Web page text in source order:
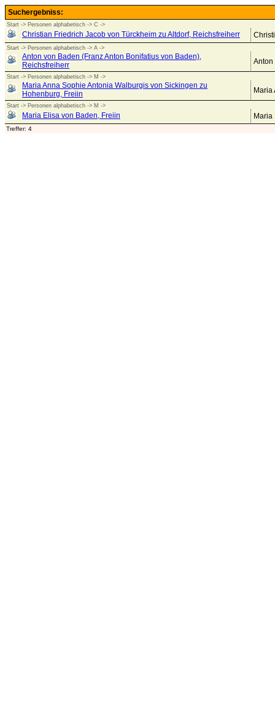
Suchergebniss:
Start -> Personen alphabetisch -> C ->
Christian Friedrich Jacob von Türckheim zu Altdorf, Reichsfreiherr
Start -> Personen alphabetisch -> A ->
Anton von Baden (Franz Anton Bonifatius von Baden),
Reichsfreiherr
Anton
Start -> Personen alphabetisch -> M ->
Maria Anna Sophie Antonia Walburgis von Sickingen zu
Hohenburg, Freiin
Start -> Personen alphabetisch -> M ->
Maria Elisa von Baden, Freiin
Treffer: 4